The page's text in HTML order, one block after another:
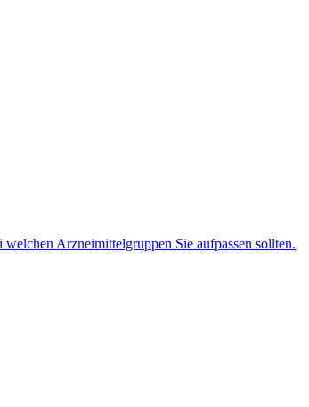
Arzneimittelgruppen Sie aufpassen sollten.